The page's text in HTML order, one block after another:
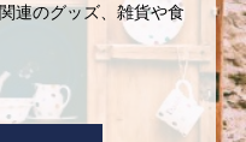
連のグッズ、雑貨や食